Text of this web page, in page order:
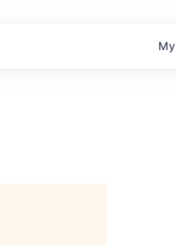
My